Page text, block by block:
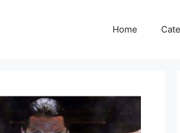
Home